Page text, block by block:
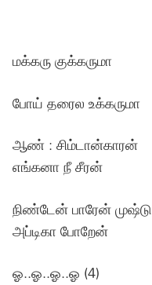
மக்கரு குக்கருமா
போய் தரைல உக்கருமா
ஆண் : சிம்டான்காரன்
எங்கனா நீ சீரன்
நிண்டேன் பாரேன் முஷ்டு
அப்டிகா போறேன்
ஓ..ஓ..ஓ..ஓ (4)